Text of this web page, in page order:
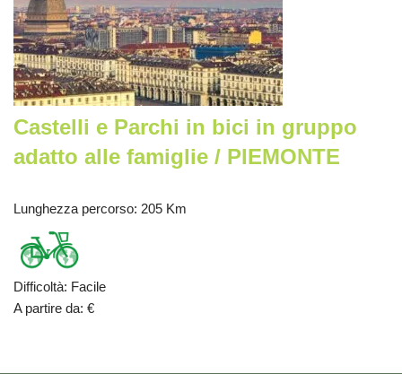
Castelli e Parchi in bici in gruppo
adatto alle famiglie / PIEMONTE
Lunghezza percorso: 205 Km
Difficoltà: Facile
A partire da: €